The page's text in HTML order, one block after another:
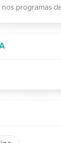
programas